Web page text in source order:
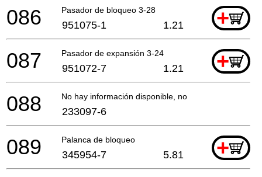
Pasador de bloqueo 3-28 +
086 951075-1 1.21
Pasador de expansión 3-24 +
087 951072-7 1.21
No hay información disponible, no se puede pedir
088 233097-6
Palanca de bloqueo +
089 345954-7 5.81